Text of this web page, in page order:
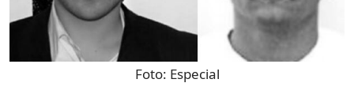
Foto: Especial